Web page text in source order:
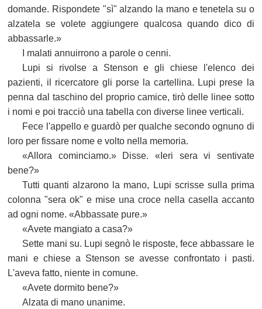
domande. Rispondete "sì" alzando la mano e tenetela su o
alzatela se volete aggiungere qualcosa quando dico di
abbassarle.»
I malati annuirrono a parole o cenni.
Lupi si rivolse a Stenson e gli chiese l'elenco dei
pazienti, il ricercatore gli porse la cartellina. Lupi prese la
penna dal taschino del proprio camice, tirò delle linee sotto
i nomi e poi tracciò una tabella con diverse linee verticali.
Fece l'appello e guardò per qualche secondo ognuno di
loro per fissare nome e volto nella memoria.
«Allora cominciamo.» Disse. «Ieri sera vi sentivate
bene?»
Tutti quanti alzarono la mano, Lupi scrisse sulla prima
colonna "sera ok" e mise una croce nella casella accanto
ad ogni nome. «Abbassate pure.»
«Avete mangiato a casa?»
Sette mani su. Lupi segnò le risposte, fece abbassare le
mani e chiese a Stenson se avesse confrontato i pasti.
L'aveva fatto, niente in comune.
«Avete dormito bene?»
Alzata di mano unanime.